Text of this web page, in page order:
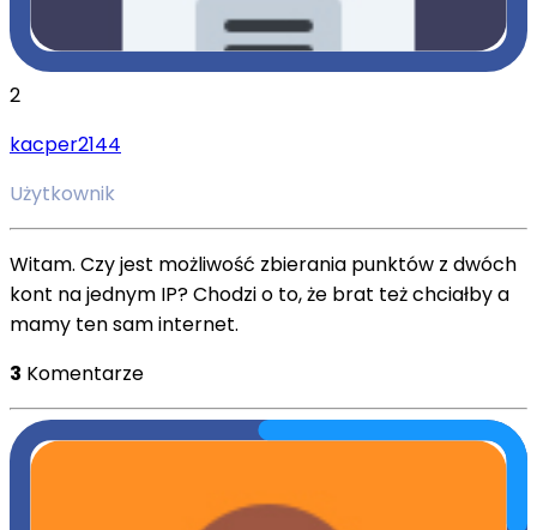
2
kacper2144
Użytkownik
Witam. Czy jest możliwość zbierania punktów z dwóch
kont na jednym IP? Chodzi o to, że brat też chciałby a
mamy ten sam internet.
3 Komentarze